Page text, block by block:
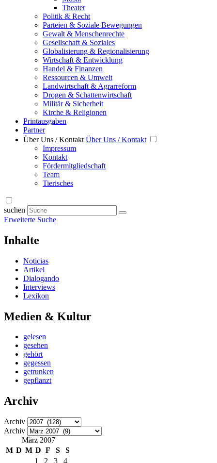
Theater
Politik & Recht
Parteien & Soziale Bewegungen
Gewalt & Menschenrechte
Gesellschaft & Soziales
Globalisierung & Regionalisierung
Wirtschaft & Entwicklung
Handel & Finanzen
Ressourcen & Umwelt
Landwirtschaft & Agrarreform
Drogen & Schattenwirtschaft
Militär & Sicherheit
Kirche & Religionen
Printausgaben
Partner
Über Uns / Kontakt Über Uns / Kontakt
Impressum
Kontakt
Fördermitgliedschaft
Team
Tierisches
suchen
Erweiterte Suche
Inhalte
Noticias
Artikel
Dialogando
Interviews
Lexikon
Medien & Kultur
gelesen
gesehen
gehört
gegessen
getrunken
gepflanzt
Archiv
Archiv
Archiv
März 2007
M D M D F S
S
1
2 3 4